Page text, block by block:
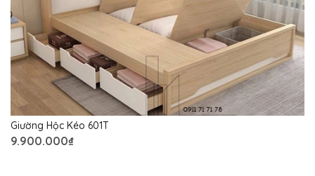
Giường Hộc Kéo 601T
9.900.000₫